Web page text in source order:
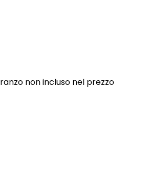
non incluso nel prezzo